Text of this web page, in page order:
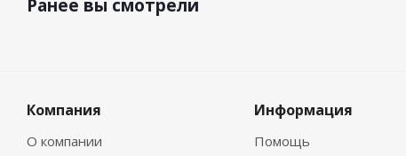
Ранее вы смотрели
Компания
О компании
Информация
Помощь